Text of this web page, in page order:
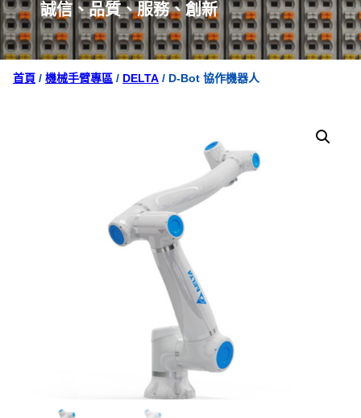
誠信、品質、服務、創新
首頁 / 機械手臂專區 / DELTA / D-Bot 協作機器人